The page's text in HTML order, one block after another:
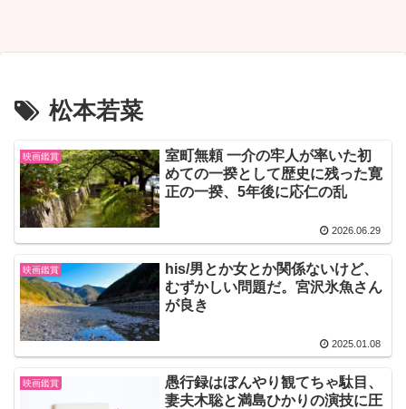
松本若菜
映画鑑賞
室町無頼 一介の牢人が率いた初
めての一揆として歴史に残った寛
正の一揆、5年後に応仁の乱
2026.06.29
映画鑑賞
his/男とか女とか関係ないけど、
むずかしい問題だ。宮沢氷魚さん
が良き
2025.01.08
映画鑑賞
愚行録はぼんやり観てちゃ駄目、
妻夫木聡と満島ひかりの演技に圧